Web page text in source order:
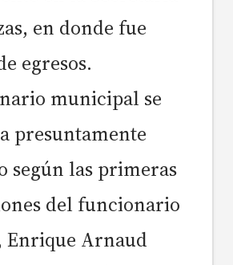
en donde fue
egresos.
municipal se
presuntamente
según las primeras
del funcionario
Enrique Arnaud